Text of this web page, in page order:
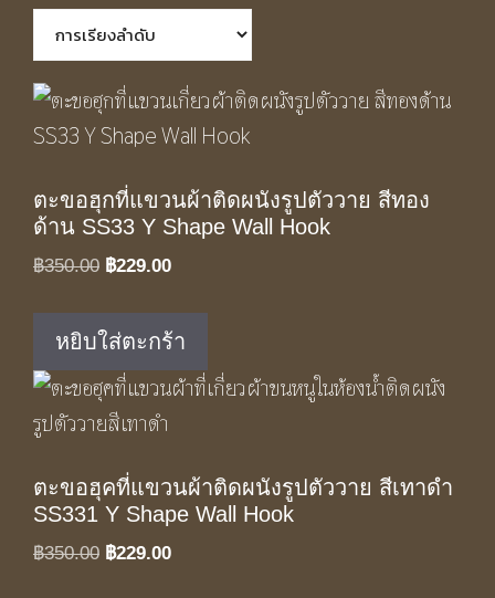
ตะขอฮุกที่แขวนผ้าติดผนังรูปตัววาย สีทอง
ด้าน SS33 Y Shape Wall Hook
฿350.00 Original
was:
฿350.00.
฿229.00Current
฿229.00.
หยิบใส่ตะกร้า
ตะขอฮุคที่แขวนผ้าติดผนังรูปตัววาย สีเทาดำ
SS331 Y Shape Wall Hook
฿350.00 Original
฿229.00Current